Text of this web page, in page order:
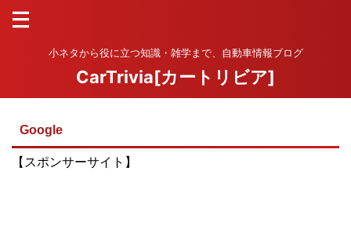
小ネタから役に立つ知識・雑学まで、自動車情報ブログ
CarTrivia[カートリビア]
Google
【スポンサーサイト】